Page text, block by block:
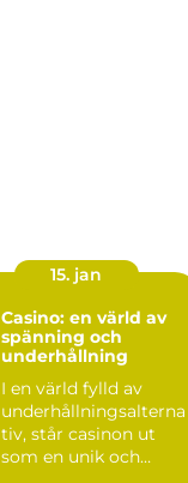
15. jan
Casino: en värld av
spänning och
underhållning
I en värld fylld av
underhållningsalterna
tiv, står casinon ut
som en unik och